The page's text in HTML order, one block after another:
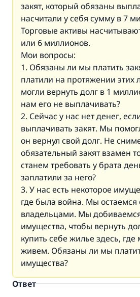
закят, который обязаны
насчитали у себя сумму в 7
Торговые активы
или 6 миллионов.
Мои вопросы:
1. Обязаны ли мы платить
платили на протяжении этих
могли вернуть долг в 1
нам его не выплачивать?
2. Сейчас у нас нет денег,
выплачивать закят. Мы
он вернул свой долг. Не
обязательный закят взамен
станем требовать у брата
заплатили за него?
3. У нас есть некоторое
где была война. Мы остаемся
владельцами. Мы
имущества, чтобы вернуть
купить себе жилье здесь, где
живем. Обязаны ли мы
имущества?
Ответ